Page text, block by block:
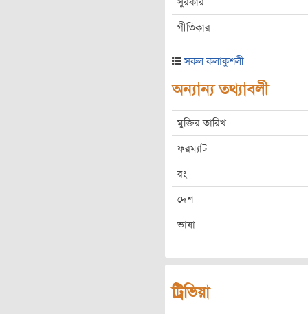
গীতিকার
সকল কলাকুশলী
অন্যান্য তথ্যাবলী
মুক্তির তারিখ
ফরম্যাট
রং
দেশ
ভাষা
ট্রিভিয়া